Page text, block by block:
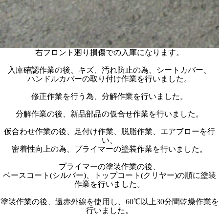
右フロント廻り損傷での入庫になります。
入庫確認作業の後、キズ、汚れ防止の為、シートカバー、
ハンドルカバーの取り付け作業を行いました。
修正作業を行う為、分解作業を行いました。
分解作業の後、新品部品の仮合せ作業を行いました。
仮合わせ作業の後、足付け作業、脱脂作業、エアブローを行
い、
密着性向上の為、プライマーの塗装作業を行いました。
プライマーの塗装作業の後、
ベースコート(シルバー)、トップコート(クリヤー)の順に塗装
作業を行いました。
塗装作業の後、遠赤外線を使用し、60℃以上30分間乾燥作業を
行いました。